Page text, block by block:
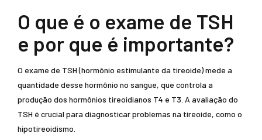
O que é o exame de TSH
e por que é importante?
O exame de TSH (hormônio estimulante da tireoide) mede a
quantidade desse hormônio no sangue, que controla a
produção dos hormônios tireoidianos T4 e T3. A avaliação do
TSH é crucial para diagnosticar problemas na tireoide, como o
hipotireoidismo.